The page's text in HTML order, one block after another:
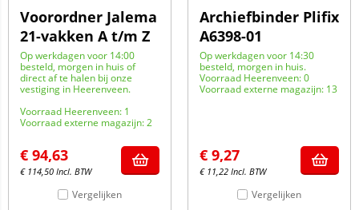
Voorordner Jalema
21-vakken A t/m Z
Op werkdagen voor 14:00
besteld, morgen in huis of
direct af te halen bij onze
vestiging in Heerenveen.
Voorraad Heerenveen: 1
Voorraad externe magazijn: 2
€ 94,63
€ 114,50 Incl. BTW
Vergelijken
Archiefbinder Plifix
A6398-01
Op werkdagen voor 14:30
besteld, morgen in huis.
Voorraad Heerenveen: 0
Voorraad externe magazijn: 13
€ 9,27
€ 11,22 Incl. BTW
Vergelijken